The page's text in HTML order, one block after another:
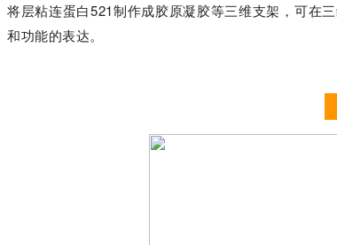
将层粘连蛋白521制作成胶原凝胶等三维支架，可在
和功能的表达。